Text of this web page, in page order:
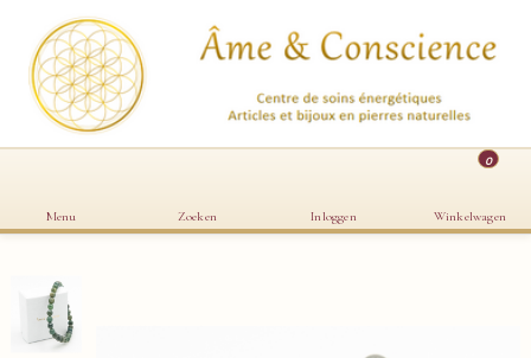
Menu Zoeken Inloggen
0
Winkelwagen